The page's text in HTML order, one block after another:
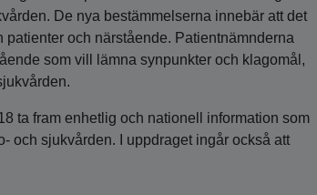
De nya bestämmelserna innebär att det
och närstående. Patientnämnderna
som vill lämna synpunkter och klagomål,
ta fram enhetlig och nationell information som
och sjukvården. I uppdraget ingår också att